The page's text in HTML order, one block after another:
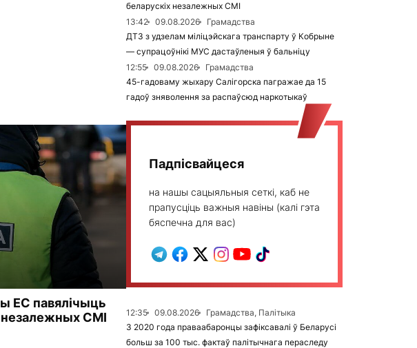
ЕС павялічыць
СМІ
беларускіх незалежных СМІ
13:42
09.08.2026
Грамадства
ДТЗ з удзелам міліцэйскага транспарту ў Кобрыне
— супрацоўнікі МУС дастаўленыя ў бальніцу
12:55
09.08.2026
Грамадства
45-гадоваму жыхару Салігорска пагражае да 15
гадоў зняволення за распаўсюд наркотыкаў
Падпісвайцеся
на нашы сацыяльныя сеткі, каб не
прапусціць важныя навіны (калі гэта
бяспечна для вас)
12:35 09.08.2026
Грамадства, Палітыка
З 2020 года праваабаронцы зафіксавалі ў Беларусі
больш за 100 тыс. фактаў палітычнага пераследу